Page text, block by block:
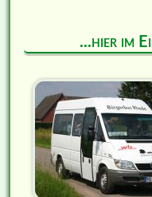
...hier im